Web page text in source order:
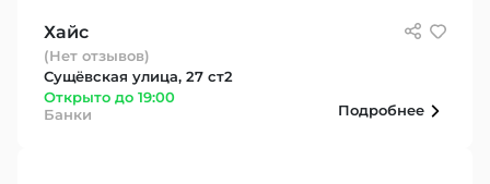
Хайс
(Нет отзывов)
Сущёвская улица, 27 ст2
Открыто до 19:00
Банки
Подробнее